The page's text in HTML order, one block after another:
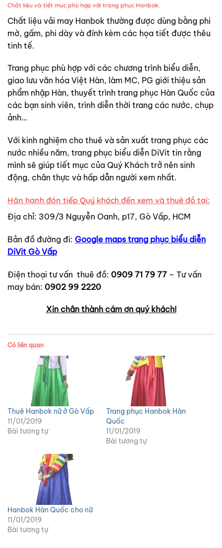
Chất liệu và tiết mục phù hợp với trang phục Hanbok.
Chất liệu vải may Hanbok thường được dùng bằng phi
mờ, gấm, phi dày và đính kèm các họa tiết được thêu
tinh tế.
Trang phục phù hợp với các chương trình biểu diễn,
giao lưu văn hóa Việt Hàn, làm MC, PG giới thiệu sản
phẩm nhập Hàn, thuyết trình trang phục Hàn Quốc của
các bạn sinh viên, trình diễn thời trang các nước, chụp
ảnh…
Với kinh nghiệm cho thuê và sản xuất trang phục các
nước nhiều năm, trang phục biểu diễn DiVit tin rằng
mình sẽ giúp tiết mục của Quý Khách trở nên sinh
động, chân thực và hấp dẫn người xem nhất.
Hân hạnh đón tiếp Quý khách đến xem và thuê đồ tại:
Địa chỉ: 309/3 Nguyễn Oanh, p17, Gò Vấp, HCM
Bản đồ đường đi: Google maps trang phục biểu diễn
DiVit Gò Vấp
Điện thoại tư vấn thuê đồ: 0909 71 79 77 – Tư vấn
may bán: 0902 99 2220
Xin chân thành cám ơn quý khách!
Có liên quan
Thuê Hanbok nữ ở Gò Vấp
11/01/2019
Bài tương tự
Trang phục Hanbok Hàn
Quốc
11/01/2019
Bài tương tự
Hanbok Hàn Quốc cho nữ
11/01/2019
Bài tương tự